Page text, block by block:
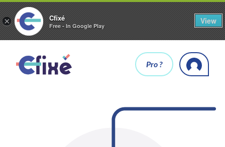
× Cfixé
Free - In Google Play
View
Pro ?